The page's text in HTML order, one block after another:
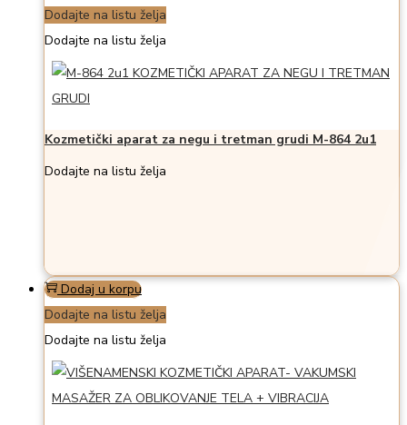
Dodajte na listu želja
Dodajte na listu želja
Kozmetički aparat za negu i tretman grudi M-864 2u1
Dodajte na listu želja
Dodaj u korpu
Dodajte na listu želja
Dodajte na listu želja